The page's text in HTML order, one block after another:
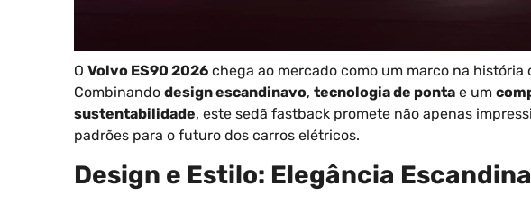
O Volvo ES90 2026 chega ao mercado como um marco na
Combinando design escandinavo, tecnologia de ponta e um
sustentabilidade, este sedã fastback promete não apenas
padrões para o futuro dos carros elétricos.
Design e Estilo: Elegância